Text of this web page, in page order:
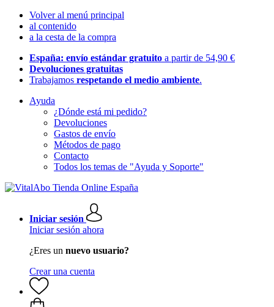
Volver al menú principal
al contenido
a la cesta de la compra
España: envío estándar gratuito a partir de 54,90 €
Devoluciones gratuitas
Trabajamos respetando el medio ambiente.
Ayuda
¿Dónde está mi pedido?
Devoluciones
Gastos de envío
Métodos de pago
Contacto
Todos los temas de "Ayuda y Soporte"
Iniciar sesión
Iniciar sesión ahora
¿Eres un nuevo usuario?
Crear una cuenta